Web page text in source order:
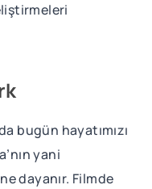
bugün hayatımızı
yani
dayanır. Filmde